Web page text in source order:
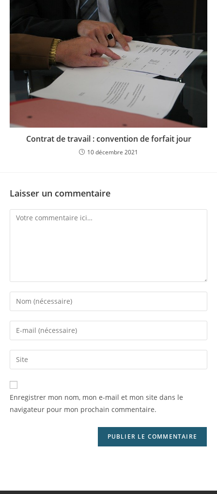
Contrat de travail : convention de forfait jour
10 décembre 2021
Laisser un commentaire
Enregistrer mon nom, mon e-mail et mon site dans le
navigateur pour mon prochain commentaire.